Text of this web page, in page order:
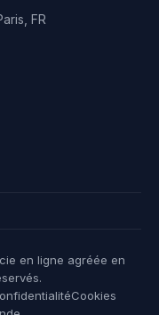
FR
en ligne agréée en
Cookies